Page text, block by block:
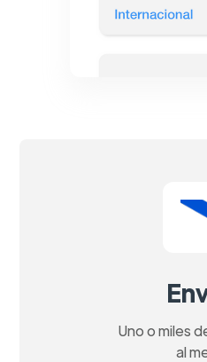
Uno o miles
al